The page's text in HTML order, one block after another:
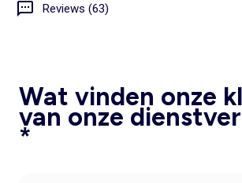
Reviews (63)
Wat vinden onze
van onze
*